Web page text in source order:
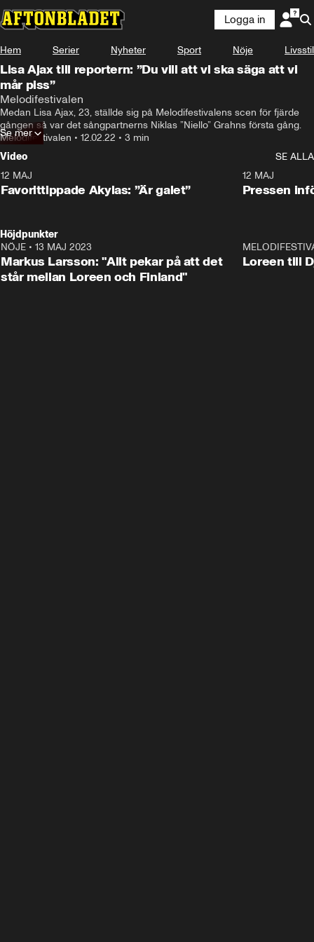
Logga in
Hem Serier Nyheter Sport Nöje Livsstil
Lisa Ajax till reportern: ”Du vill att vi ska säga att vi
mår piss”
Melodifestivalen
Medan Lisa Ajax, 23, ställde sig på Melodifestivalens scen för fjärde
gången så var det sångpartnerns Niklas ”Niello” Grahns första gång.
Melodifestivalen • 12.02.22 • 3 min
Se mer
Video
SE ALLA
12 MAJ
Favorittippade Akylas: ”Är galet”
12 MAJ
Pressen
Höjdpunkter
NÖJE • 13 MAJ 2023
Markus Larsson: "Allt pekar på att det
står mellan Loreen och Finland"
Loreen till